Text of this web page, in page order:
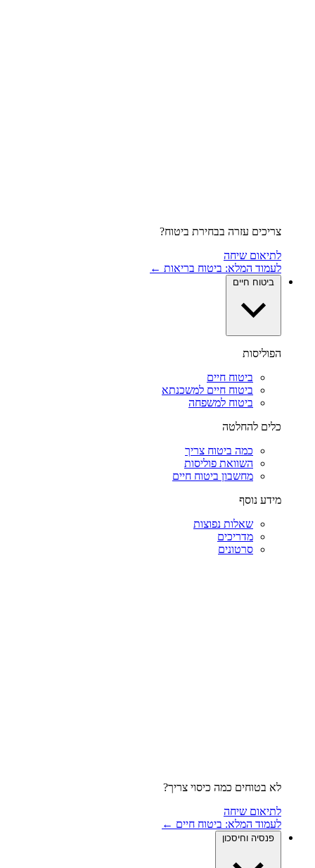
צריכים עזרה בבחירת ביטוח?
לתיאום שיחה
לעמוד המלא: ביטוח בריאות ←
ביטוח חיים
הפוליסות
ביטוח חיים
ביטוח חיים למשכנתא
ביטוח למשפחה
כלים להחלטה
כמה ביטוח צריך
השוואת פוליסות
מחשבון ביטוח חיים
מידע נוסף
שאלות נפוצות
מדריכים
סרטונים
לא בטוחים כמה כיסוי צריך?
לתיאום שיחה
לעמוד המלא: ביטוח חיים ←
פנסיה וחיסכון